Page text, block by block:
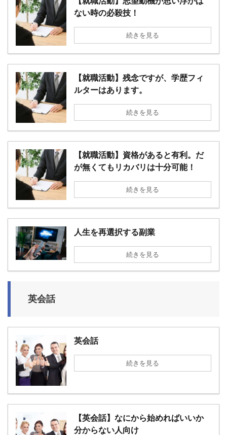
ない時の必殺技！
続きを見る
【就職活動】残念ですが、学歴フィ
ルターはあります。
続きを見る
【就職活動】資格があると有利。だ
が無くてもリカバリは十分可能！
続きを見る
人生を再選択する副業
続きを見る
英会話
英会話
続きを見る
【英会話】なにから始めればいいか
分からない人向け